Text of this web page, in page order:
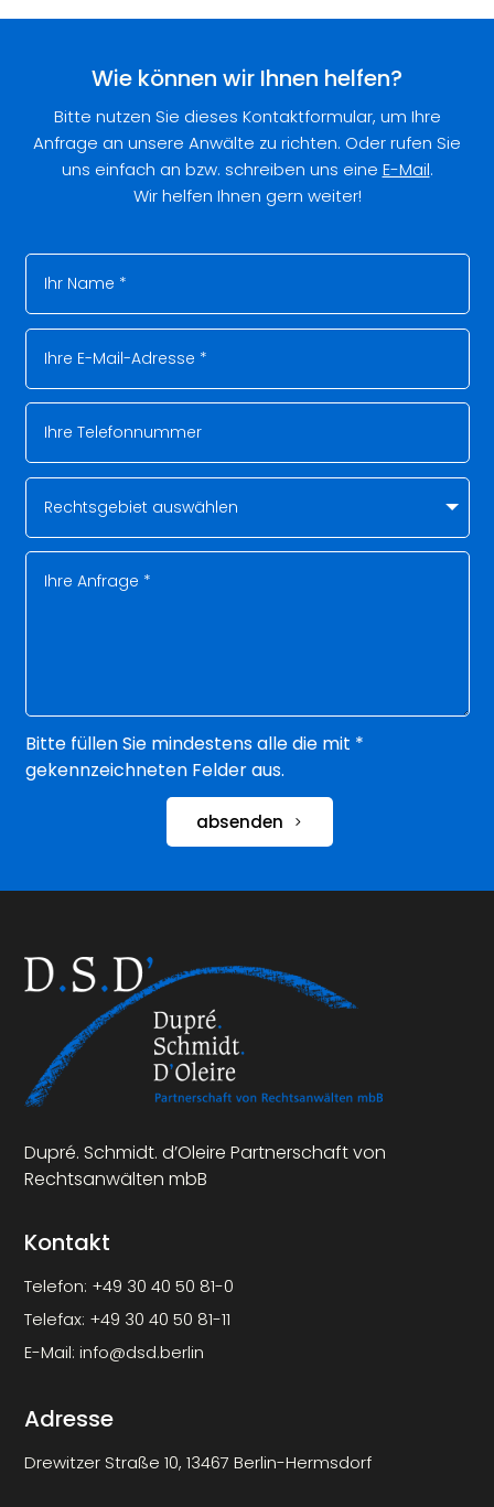
Wie können wir Ihnen helfen?
Bitte nutzen Sie dieses Kontaktformular, um Ihre
Anfrage an unsere Anwälte zu richten. Oder rufen Sie
uns einfach an bzw. schreiben uns eine E-Mail.
Wir helfen Ihnen gern weiter!
Bitte füllen Sie mindestens alle die mit *
gekennzeichneten Felder aus.
absenden
Dupré. Schmidt. d’Oleire Partnerschaft von
Rechtsanwälten mbB
Kontakt
Telefon: +49 30 40 50 81-0
Telefax: +49 30 40 50 81-11
E-Mail:info@dsd.berlin
Adresse
Drewitzer Straße 10, 13467 Berlin-Hermsdorf